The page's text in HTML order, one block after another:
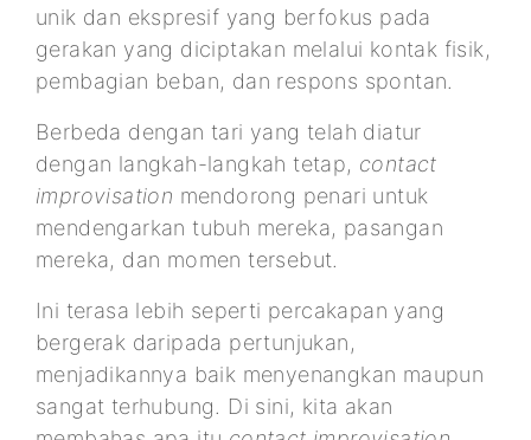
unik dan ekspresif yang berfokus pada
gerakan yang diciptakan melalui kontak fisik,
pembagian beban, dan respons spontan.
Berbeda dengan tari yang telah diatur
dengan langkah-langkah tetap, contact
improvisation mendorong penari untuk
mendengarkan tubuh mereka, pasangan
mereka, dan momen tersebut.
Ini terasa lebih seperti percakapan yang
bergerak daripada pertunjukan,
menjadikannya baik menyenangkan maupun
sangat terhubung. Di sini, kita akan